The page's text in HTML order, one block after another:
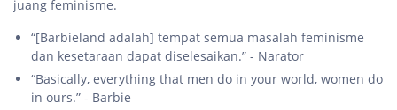
juang feminisme.
“[Barbieland adalah] tempat semua masalah feminisme
dan kesetaraan dapat diselesaikan.” - Narator
“Basically, everything that men do in your world, women do
in ours.” - Barbie